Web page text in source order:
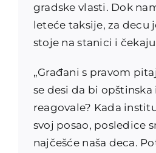
gradske vlasti. Dok
leteće taksije, za decu
stoje na stanici i
„Građani s pravom
se desi da bi opštinska
reagovale? Kada
svoj posao, posledice
najčešće naša deca.